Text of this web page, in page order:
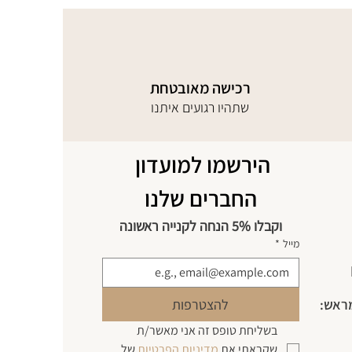
רכישה מאובטחת
שתהיו רגועים איתנו
החברים שלנו
וקבלו 5% הנחה לקנייה ראשונה
מייל *
להצטרפות